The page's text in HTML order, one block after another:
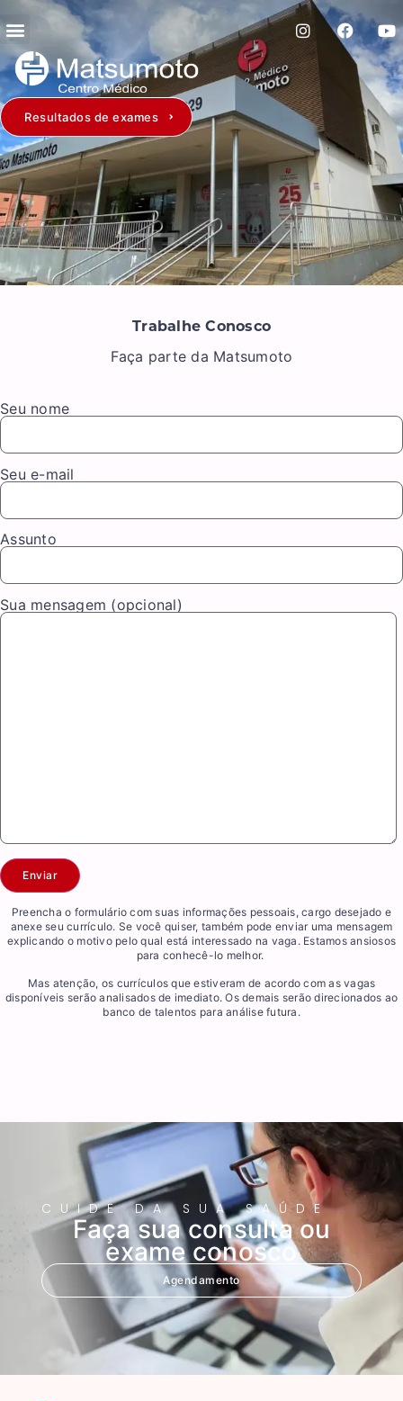
Resultados de exames
Trabalhe Conosco
Faça parte da Matsumoto
Seu nome
Seu e-mail
Assunto
Sua mensagem (opcional)
Preencha o formulário com suas informações pessoais, cargo desejado e
anexe seu currículo. Se você quiser, também pode enviar uma mensagem
explicando o motivo pelo qual está interessado na vaga. Estamos ansiosos
para conhecê-lo melhor.
Mas atenção, os currículos que estiveram de acordo com as vagas
disponíveis serão analisados de imediato. Os demais serão direcionados ao
banco de talentos para análise futura.
CUIDE DA SUA SAÚDE
Faça sua consulta ou
exame conosco
Agendamento